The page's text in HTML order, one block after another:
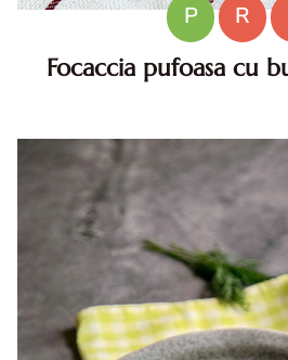
P R
Focaccia pufoasa cu
de focaccia